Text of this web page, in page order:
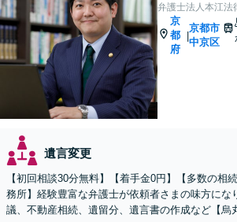
弁護士法人本江法
京
都
府
|
京都市
中京区
遺言変更
【初回相談30分無料】【着手金0円】【多数の相
務所】経験豊富な弁護士が依頼者さまの味方にな
議、不動産相続、遺留分、遺言書の作成など【烏